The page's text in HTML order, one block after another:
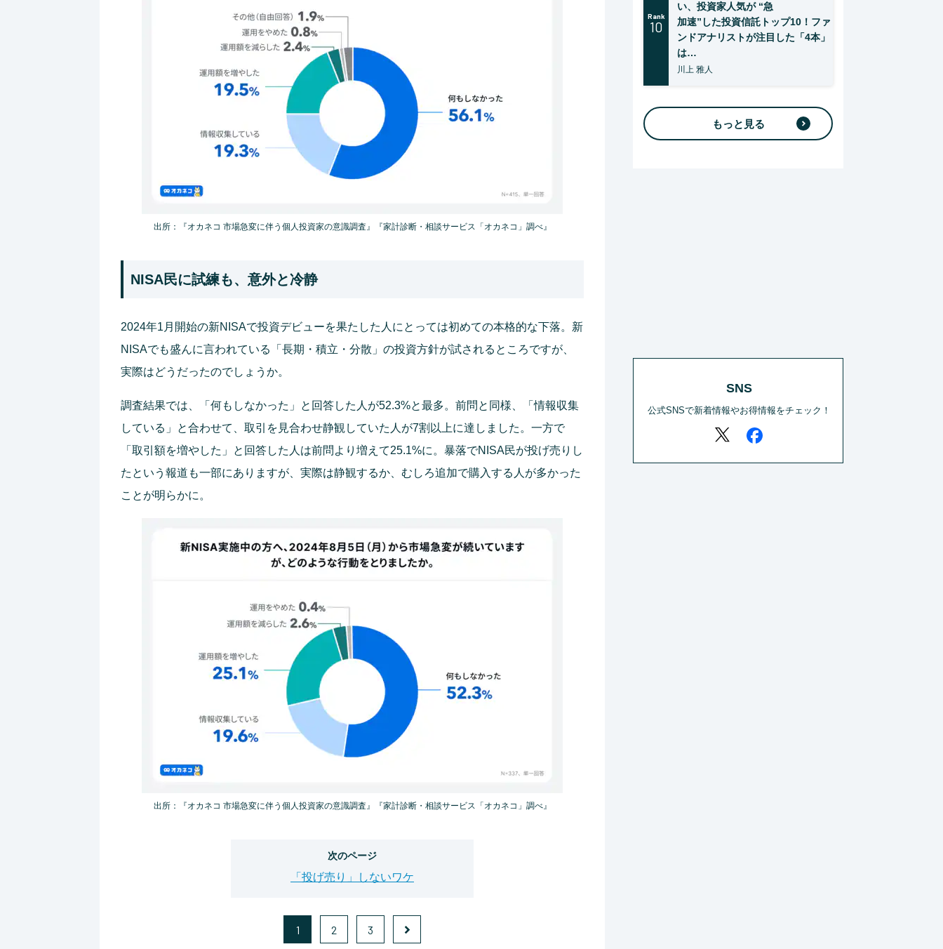
出所：『オカネコ 市場急変に伴う個人投資家の意識調査』『家計診断・相談サービス「オカネコ」調べ』
NISA民に試練も、意外と冷静
2024年1月開始の新NISAで投資デビューを果たした人にとっては初めての本格的な下落。新
NISAでも盛んに言われている「長期・積立・分散」の投資方針が試されるところですが、
実際はどうだったのでしょうか。
調査結果では、「何もしなかった」と回答した人が52.3%と最多。前問と同様、「情報収集
している」と合わせて、取引を見合わせ静観していた人が7割以上に達しました。一方で
「取引額を増やした」と回答した人は前問より増えて25.1%に。暴落でNISA民が投げ売りし
たという報道も一部にありますが、実際は静観するか、むしろ追加で購入する人が多かった
ことが明らかに。
出所：『オカネコ 市場急変に伴う個人投資家の意識調査』『家計診断・相談サービス「オカネコ」調べ』
次のページ
「投げ売り」しないワケ
1 2 3
Rank
10
い、投資家人気が “急
加速”した投資信託トップ10！ファ
ンドアナリストが注目した「4本」
は…
川上 雅人
もっと見る
SNS
公式SNSで新着情報やお得情報をチェック！